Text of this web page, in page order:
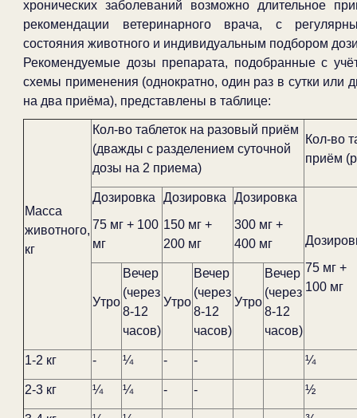
хронических заболеваний возможно длительное
рекомендации ветеринарного врача, с
состояния животного и индивидуальным подбором
Рекомендуемые дозы препарата, подобранные с
схемы применения (однократно, один раз в сутки или
на два приёма), представлены в таблице:
Масса
животного,
кг
Кол-во таблеток на разовый приём
(дважды с разделением суточной
дозы на 2 приема)
Кол-во
приём
Дозировка
75 мг + 100
мг
Дозировка
150 мг +
200 мг
Дозировка
300 мг +
400 мг
75 мг +
100 мг
Утро
Вечер
(через
8-12
часов)
Утро
Вечер
(через
8-12
часов)
Утро
Вечер
(через
8-12
часов)
1-2 кг - ¼ - - ¼
2-3 кг ¼ ¼ - - ½